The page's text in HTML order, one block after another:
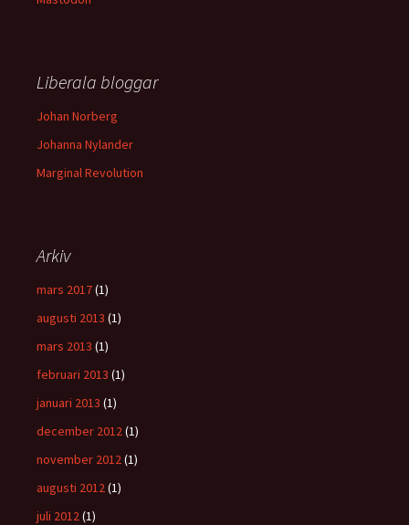
Liberala bloggar
Johan Norberg
Johanna Nylander
Marginal Revolution
Arkiv
mars 2017(1)
augusti 2013 (1)
mars 2013 (1)
februari 2013 (1)
januari 2013 (1)
december 2012(1)
november 2012(1)
augusti 2012(1)
juli 2012(1)